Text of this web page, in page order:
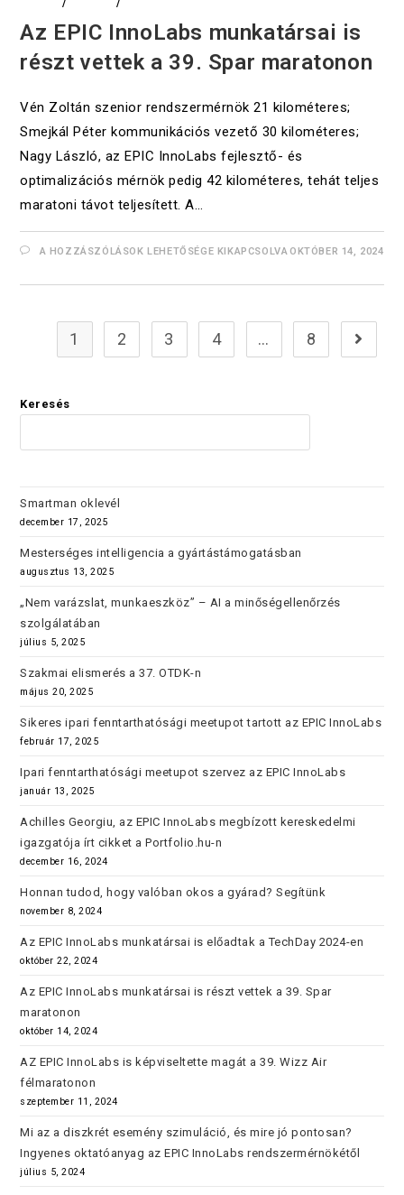
/ /
Az EPIC InnoLabs munkatársai is
részt vettek a 39. Spar maratonon
Vén Zoltán szenior rendszermérnök 21 kilométeres;
Smejkál Péter kommunikációs vezető 30 kilométeres;
Nagy László, az EPIC InnoLabs fejlesztő- és
optimalizációs mérnök pedig 42 kilométeres, tehát teljes
maratoni távot teljesített. A…
A HOZZÁSZÓLÁSOK LEHETŐSÉGE KIKAPCSOLVA OKTÓBER 14, 2024
1 2 3 4 … 8
Keresés
Smartman oklevél
december 17, 2025
Mesterséges intelligencia a gyártástámogatásban
augusztus 13, 2025
„Nem varázslat, munkaeszköz” – AI a minőségellenőrzés
szolgálatában
július 5, 2025
Szakmai elismerés a 37. OTDK-n
május 20, 2025
Sikeres ipari fenntarthatósági meetupot tartott az EPIC InnoLabs
február 17, 2025
Ipari fenntarthatósági meetupot szervez az EPIC InnoLabs
január 13, 2025
Achilles Georgiu, az EPIC InnoLabs megbízott kereskedelmi
igazgatója írt cikket a Portfolio.hu-n
december 16, 2024
Honnan tudod, hogy valóban okos a gyárad? Segítünk
november 8, 2024
Az EPIC InnoLabs munkatársai is előadtak a TechDay 2024-en
október 22, 2024
Az EPIC InnoLabs munkatársai is részt vettek a 39. Spar
maratonon
október 14, 2024
AZ EPIC InnoLabs is képviseltette magát a 39. Wizz Air
félmaratonon
szeptember 11, 2024
Mi az a diszkrét esemény szimuláció, és mire jó pontosan?
Ingyenes oktatóanyag az EPIC InnoLabs rendszermérnökétől
július 5, 2024